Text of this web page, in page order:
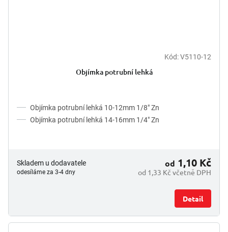
Kód:V5110-12
Objímka potrubní lehká
Objímka potrubní lehká 10-12mm 1/8" Zn
Objímka potrubní lehká 14-16mm 1/4" Zn
Skladem u dodavatele
odesíláme za 3-4 dny od 1,33 Kč včetně DPH
od 1,10 Kč
Detail